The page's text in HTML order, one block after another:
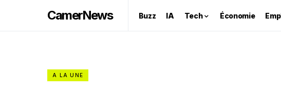
CamerNews Buzz IA Tech Économie
A LA UNE